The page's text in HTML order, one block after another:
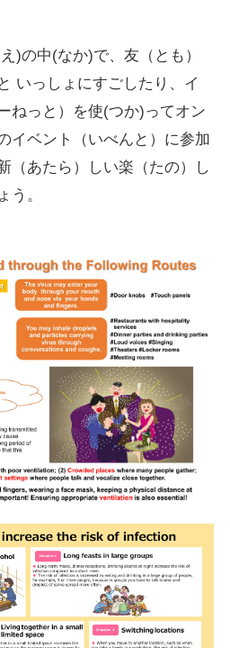
)の中(なか)で、友（とも）
いっしょにすごしたり、イ
ねっと）を使(つか)ってオン
イベント（いべんと）に参加
（あたら）しい楽（たの）し
う。